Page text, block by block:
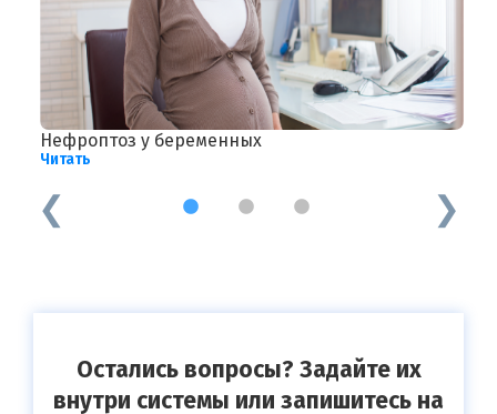
Нефроптоз у беременных
Читать
1 2 3
Остались вопросы? Задайте их
внутри системы или запишитесь на